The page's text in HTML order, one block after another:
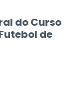
do Curso
de